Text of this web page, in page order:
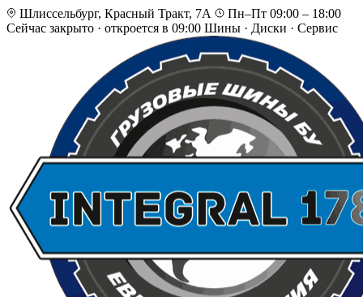
Шлиссельбург, Красный Тракт, 7А
Пн–Пт 09:00 – 18:00
Сейчас закрыто · откроется в 09:00 Шины · Диски · Сервис